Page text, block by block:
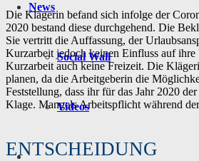
News
Social Wall
Videos
Die Klägerin befand sich infolge der
2020 bestand diese durchgehend. Die
Sie vertritt die Auffassung, der
Kurzarbeit jedoch keinen Einfluss auf
Kurzarbeit auch keine Freizeit. Die
planen, da die Arbeitgeberin die
Feststellung, dass ihr für das Jahr 2020
Klage. Mangels Arbeitspflicht während
ENTSCHEIDUNG